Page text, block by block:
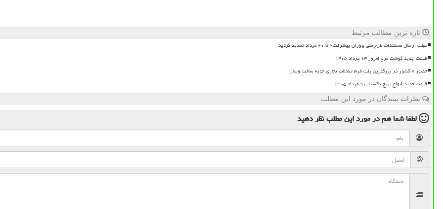
تازه ترین مطالب مرتبط
مهلت ارسال مستندات طرح ملی یاوران پیشرفت۲ تا ۲۰ مرداد تمدید گردید
قیمت جدید گوشت مرغ امروز ۱۳ مرداد ۱۴۰۵
حضور ۷ کشور در بزرگترین پلت فرم تبادلات تجاری حوزه ساخت وساز
قیمت جدید انواع برنج پاکستانی ۹ مرداد ۱۴۰۵
نظرات بینندگان در مورد این مطلب
لطفا شما همدر مورد این مطلبنظر دهید